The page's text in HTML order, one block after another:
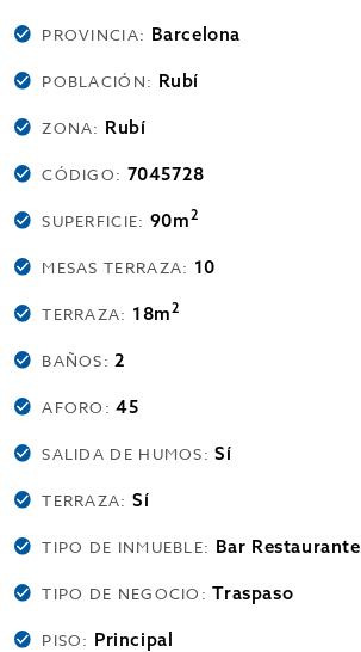
PROVINCIA: Barcelona
POBLACIÓN: Rubí
ZONA: Rubí
CÓDIGO: 7045728
SUPERFICIE: 90m2
MESAS TERRAZA: 10
TERRAZA: 18m2
BAÑOS:2
AFORO:45
SALIDA DE HUMOS:Sí
TERRAZA: Sí
TIPO DE INMUEBLE: Bar Restaurante
TIPO DE NEGOCIO:Traspaso
PISO: Principal